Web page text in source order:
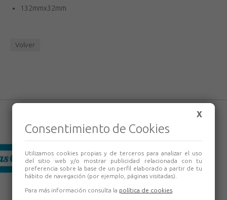
132mmx32mm
Volver
X
Consentimiento de Cookies
Utilizamos cookies propias y de terceros para analizar el uso
del sitio web y/o mostrar publicidad relacionada con tu
preferencia sobre la base de un perfil elaborado a partir de tu
hábito de navegación (por ejemplo, páginas visitadas).
Para más información consulta la política de cookies